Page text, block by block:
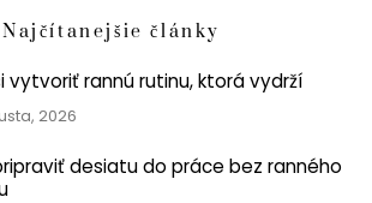
Najčítanejšie články
vytvoriť rannú rutinu, ktorá vydrží
2026
desiatu do práce bez ranného